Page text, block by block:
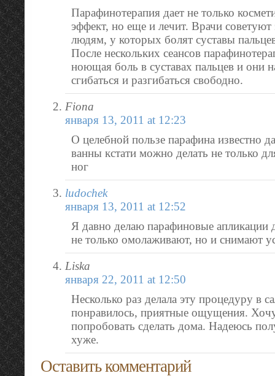
Парафинотерапия дает не только
эффект, но еще и лечит. Врачи
людям, у которых болят суставы
После нескольких сеансов
ноющая боль в суставах пальцев и они
сгибаться и разгибаться свободно.
Fiona
января 13, 2011 at 12:23
О целебной пользе парафина известно
ванны кстати можно делать не только
ног
ludochek
января 13, 2011 at 12:52
Я давно делаю парафиновые апликации
не только омолаживают, но и снимают
Liska
января 22, 2011 at 12:50
Несколько раз делала эту процедуру в
понравилось, приятные ощущения.
попробовать сделать дома. Надеюсь
хуже.
Оставить комментарий